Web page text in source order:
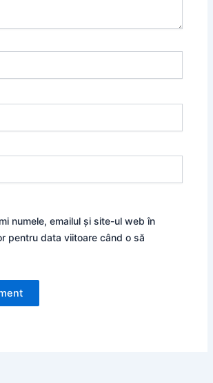
numele, emailul și site-ul web în
pentru data viitoare când o să